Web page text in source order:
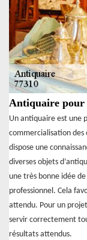
Antiquaire pour
Un antiquaire est une
commercialisation
dispose une
diverses objets
une très bonne idée
professionnel. Cela
attendu. Pour un
servir correctement
résultats attendus.